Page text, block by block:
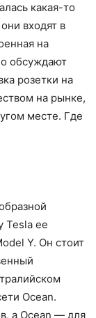
какая-то
входят в
на
обсуждают
розетки на
на рынке,
месте. Где
Tesla ее
Y. Он стоит
Ocean.
а Ocean — для